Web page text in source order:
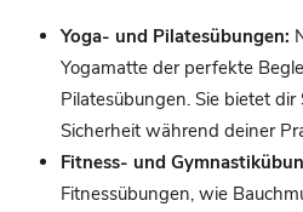
Yoga- und Pilatesübungen:
Yogamatte der perfekte
Pilatesübungen. Sie bietet
Sicherheit während deiner
Fitness- und
Fitnessübungen, wie